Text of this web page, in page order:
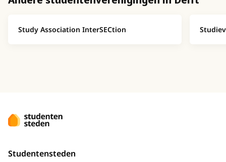
Study Association InterSECtion
Studentensteden